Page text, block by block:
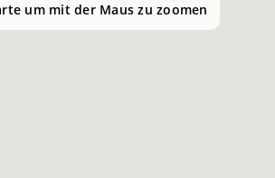
um mit der Maus zu zoomen